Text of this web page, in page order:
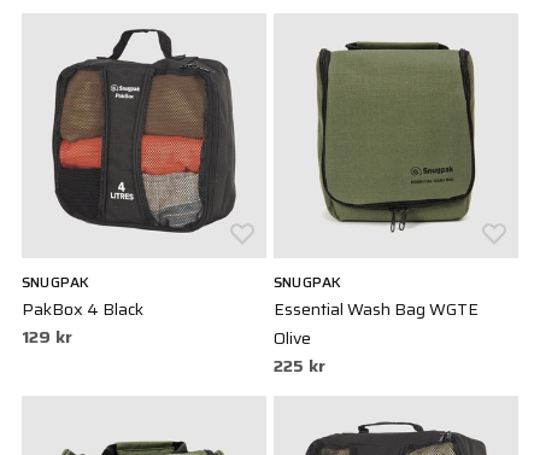
SNUGPAK
PakBox 4 Black
129 kr
SNUGPAK
Essential Wash Bag WGTE
Olive
225 kr